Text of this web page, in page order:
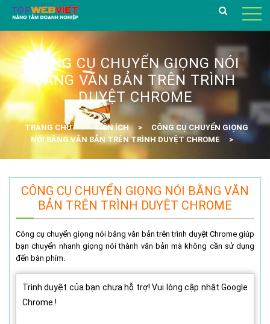
CÔNG CỤ CHUYỂN GIỌNG NÓI
BẰNG VĂN BẢN TRÊN TRÌNH
DUYỆT CHROME
TRANG CHỦ TIỆN ÍCH
CÔNG CỤ CHUYỂN GIỌNG
NÓI BẰNG VĂN BẢN TRÊN TRÌNH DUYỆT CHROME
CÔNG CỤ CHUYỂN GIỌNG NÓI BẰNG VĂN
BẢN TRÊN TRÌNH DUYỆT CHROME
Công cụ chuyển giọng nói bằng văn bản trên trình duyệt Chrome giúp
bạn chuyển nhanh giọng nói thành văn bản mà không cần sử dụng
đến bàn phím.
Trình duyệt của bạn chưa hỗ trợ! Vui lòng cập nhật Google
Chrome !